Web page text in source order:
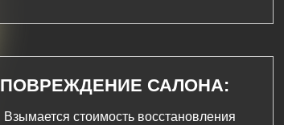
ПОВРЕЖДЕНИЕ САЛОНА:
Взымается стоимость восстановления